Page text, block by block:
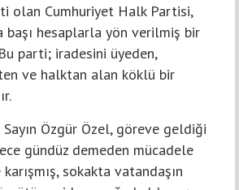
olan Cumhuriyet Halk Partisi,
başı hesaplarla yön verilmiş bir
parti; iradesini üyeden,
ve halktan alan köklü bir
Sayın Özgür Özel, göreve geldiği
gündüz demeden mücadele
sokakta vatandaşın